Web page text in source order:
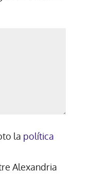
la política
Alexandria